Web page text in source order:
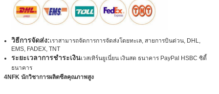
วิธีการจัดส่ง:เราสามารถจัดการการจัดส่งโดยทะเล, สายการบินด่วน, DHL,
EMS, FADEX, TNT
ระยะเวลาการชําระเงินเวสเทิร์นยูเนี่ยน เงินสด ธนาคาร PayPal HSBC ซิตี้
ธนาคาร
4NFK นักวิชาการผลิตซีลคุณภาพสูง